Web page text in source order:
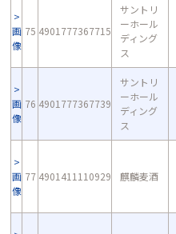
画
像
75 4901777367715
サントリ
ーホール
ディング
ス
画
像
76 4901777367739
サントリ
ーホール
ディング
ス
画
像
77 4901411110929 麒麟麦酒